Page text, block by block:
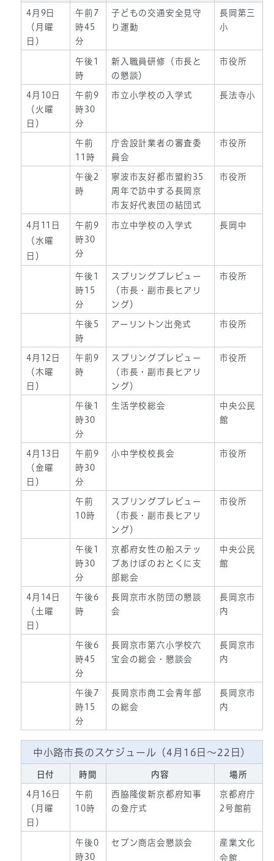
4月9日
（月曜
日）
午前7
時45
分
子どもの交通安全見守
り運動
長岡第三
小
午後1
時
新入職員研修（市長と
の懇談）
市役所
4月10日
（火曜
日）
午前9
時30
分
市立小学校の入学式 長法寺小
午前
11時
庁舎設計業者の審査委
員会
市役所
午後2
時
寧波市友好都市盟約35
周年で訪中する長岡京
市友好代表団の結団式
市役所
4月11日
（水曜
日）
午前9
時30
分
市立中学校の入学式 長岡中
午後1
時15
分
スプリングプレビュー
（市長・副市長ヒアリ
ング）
市役所
午後5
時
アーリントン出発式 市役所
4月12日
（木曜
日）
午前9
時
スプリングプレビュー
（市長・副市長ヒアリ
ング）
市役所
午後1
時30
分
生活学校総会
中央公民
館
4月13日
（金曜
日）
午前9
時30
分
小中学校校長会 市役所
午前
10時
スプリングプレビュー
（市長・副市長ヒアリ
ング）
市役所
午後1
時30
分
京都府女性の船ステッ
プあけぼのおとくに支
部総会
中央公民
館
4月14日
（土曜
日）
午後6
時
長岡京市水防団の懇談
会
長岡京市
内
午後6
時45
分
長岡京市第六小学校六
宝会の総会・懇談会
長岡京市
内
午後7
時15
分
長岡京市商工会青年部
の総会
長岡京市
内
中小路市長のスケジュール（4月16日～22日）
日付 時間 内容 場所
4月16日
（月曜
日）
午前
10時
西脇隆俊新京都府知事
の登庁式
京都府庁
2号館前
午後0
時30
セブン商店会懇談会
産業文化
会館